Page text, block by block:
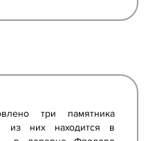
три памятника
из них находится в